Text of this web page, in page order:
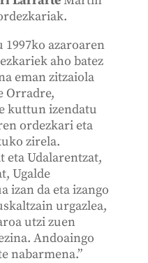
azaroaren
aho batez
eman zitzaiola
Orradre,
kuttun izendatu
ordezkari eta
zirela.
eta Udalarentzat,
Ugalde
izan da eta izango
urgazlea,
utzi zuen
Andoaingo
nabarmena.”